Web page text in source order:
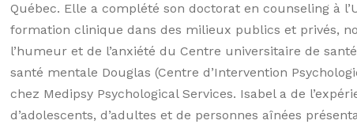
Québec. Elle a complété son doctorat en counseling à
formation clinique dans des milieux publics et privés,
l’humeur et de l’anxiété du Centre universitaire de
santé mentale Douglas (Centre d’Intervention
chez Medipsy Psychological Services. Isabel a de
d’adolescents, d’adultes et de personnes aînées